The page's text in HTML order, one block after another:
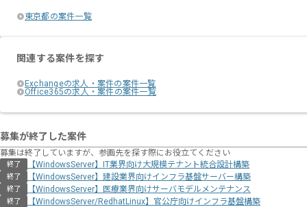
東京都の案件一覧
関連する案件を探す
Exchangeの求人・案件の案件一覧
Office365の求人・案件の案件一覧
募集が終了した案件
募集は終了していますが、参画先を探す際にお役立てください
終了 【WindowsServer】IT業界向け大規模テナント統合設計構築
終了 【WindowsServer】建設業界向けインフラ基盤サーバー構築
終了 【WindowsServer】医療業界向けサーバモデルメンテナンス
終了 【WindowsServer/RedhatLinux】官公庁向けインフラ基盤構築